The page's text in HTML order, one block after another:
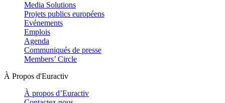
Media Solutions
Projets publics européens
Evénements
Emplois
Agenda
Communiqués de presse
Members’ Circle
À Propos d'Euractiv
À propos d’Euractiv